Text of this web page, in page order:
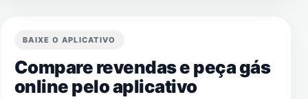
BAIXE O APLICATIVO
Compare revendas e peça gás
online pelo aplicativo